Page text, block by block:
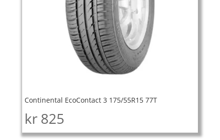
Continental EcoContact 3 175/55R15 77T
kr 825